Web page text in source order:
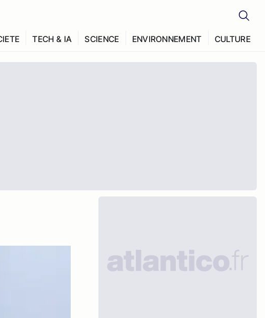
TECH & IA SCIENCE ENVIRONNEMENT CULTURE